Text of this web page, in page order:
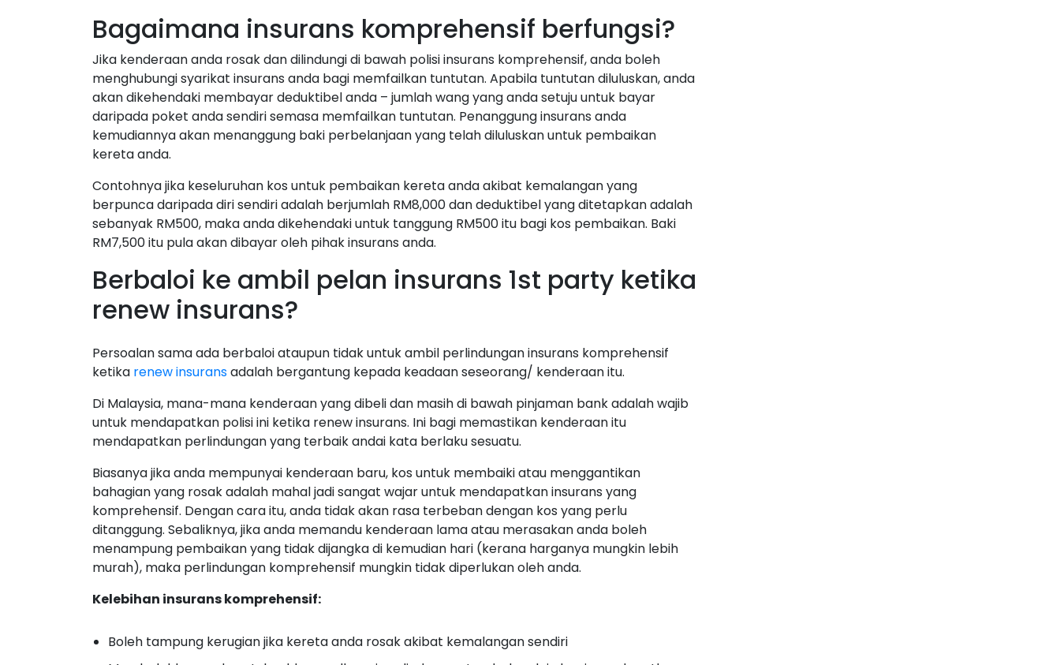
Bagaimana insurans komprehensif berfungsi?
Jika kenderaan anda rosak dan dilindungi di bawah polisi insurans komprehensif, anda boleh
menghubungi syarikat insurans anda bagi memfailkan tuntutan. Apabila tuntutan diluluskan, anda
akan dikehendaki membayar deduktibelanda – jumlah wang yang anda setuju untuk bayar
daripada poket anda sendiri semasa memfailkan tuntutan. Penanggung insurans anda
kemudiannya akan menanggung baki perbelanjaan yang telah diluluskan untuk pembaikan
kereta anda.
Contohnya jika keseluruhan kos untuk pembaikan kereta anda akibat kemalangan yang
berpunca daripada diri sendiri adalah berjumlah RM8,000 dan deduktibel yang ditetapkan adalah
sebanyak RM500, maka anda dikehendaki untuk tanggung RM500 itu bagi kos pembaikan. Baki
RM7,500 itu pula akan dibayar oleh pihak insurans anda.
Berbaloi ke ambil pelan insurans 1st party ketika
renew insurans?
Persoalan sama ada berbaloi ataupun tidak untuk ambil perlindungan insurans komprehensif
ketika renew insuransadalah bergantung kepada keadaan seseorang/ kenderaan itu.
Di Malaysia, mana-mana kenderaan yang dibeli dan masih di bawah pinjaman bank adalah wajib
untuk mendapatkan polisi ini ketika renew insurans. Ini bagi memastikan kenderaan itu
mendapatkan perlindungan yang terbaik andai kata berlaku sesuatu.
Biasanya jika anda mempunyai kenderaan baru, kos untuk membaiki atau menggantikan
bahagian yang rosak adalah mahal jadi sangat wajar untuk mendapatkan insurans yang
komprehensif. Dengan cara itu, anda tidak akan rasa terbeban dengan kos yang perlu
ditanggung. Sebaliknya, jika anda memandu kenderaan lama atau merasakan anda boleh
menampung pembaikan yang tidak dijangka di kemudian hari (kerana harganya mungkin lebih
murah), maka perlindungan komprehensif mungkin tidak diperlukan oleh anda.
Kelebihan insurans komprehensif:
Boleh tampung kerugian jika kereta anda rosak akibat kemalangan sendiri